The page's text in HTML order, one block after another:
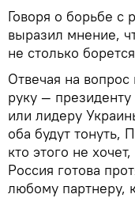
Говоря о борьбе с
выразил мнение,
не столько
Отвечая на
руку —
или лидеру
оба будут тонуть,
кто этого не
Россия готова
любому партнеру,